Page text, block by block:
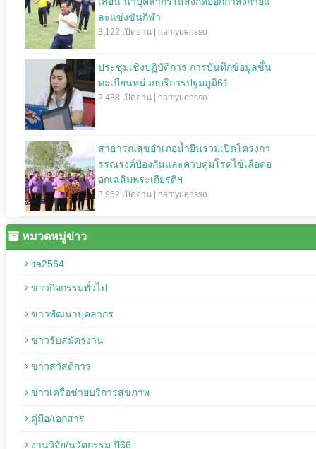
ละแข่งขันกีฬา
3,122 เปิดอ่าน | namyuensso
ประชุมเชิงปฏิบัติการ การบันทึกข้อมูลขึ้น
ทะเบียนหน่วยบริการปฐมภูมิ61
2,488 เปิดอ่าน | namyuensso
สาธารณสุขอำเภอน้ำยืนร่วมเปิดโครงกา
รรณรงค์ป้องกันและควบคุมโรคไข้เลือดอ
อกเฉลิมพระเกียรติฯ
3,962 เปิดอ่าน | namyuensso
หมวดหมู่ข่าว
ita2564
ข่าวกิจกรรมทั่วไป
ข่าวพัฒนาบุคลากร
ข่าวรับสมัครงาน
ข่าวสวัสดิการ
ข่าวเครือข่ายบริการสุขภาพ
คู่มือ/เอกสาร
งานวิจัย/นวัตกรรม ปี66